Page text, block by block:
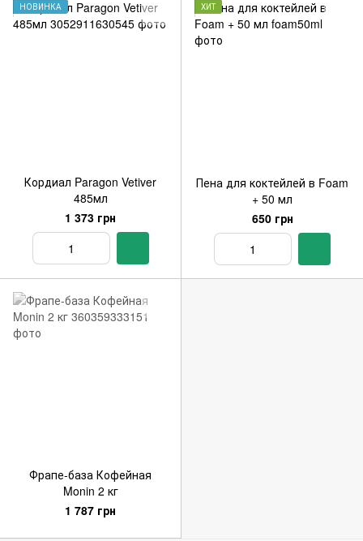
НОВИНКА
Кордиал Paragon Vetiver
485мл
1 373 грн
ХИТ
Пена для коктейлей в Foam
+ 50 мл
650 грн
Фрапе-база Кофейная
Monin 2 кг
1 787 грн